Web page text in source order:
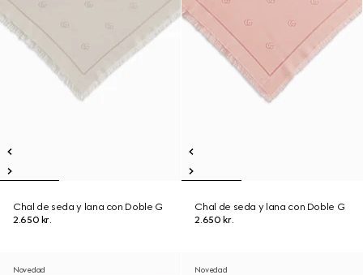
Chal de seda y lana con Doble G
2.650 kr.
Chal de seda y lana con Doble G
2.650 kr.
Novedad Novedad